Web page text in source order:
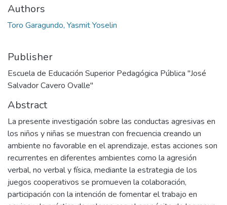
Authors
Toro Garagundo, Yasmit Yoselin
Publisher
Escuela de Educación Superior Pedagógica Pública "José
Salvador Cavero Ovalle"
Abstract
La presente investigación sobre las conductas agresivas en
los niños y niñas se muestran con frecuencia creando un
ambiente no favorable en el aprendizaje, estas acciones son
recurrentes en diferentes ambientes como la agresión
verbal, no verbal y física, mediante la estrategia de los
juegos cooperativos se promueven la colaboración,
participación con la intención de fomentar el trabajo en